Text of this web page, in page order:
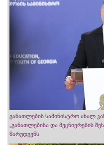
განათლების სამინისტრო ახალ
„განათლებისა და მეცნიერების
წარუდგენს